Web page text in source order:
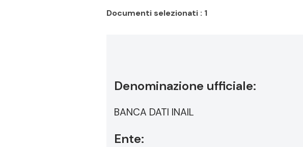
Documenti selezionati : 1
Denominazione ufficiale:
BANCA DATI INAIL
Ente: